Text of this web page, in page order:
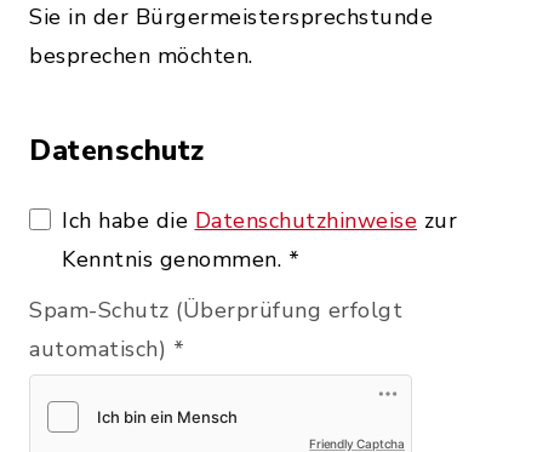
Sie in der Bürgermeistersprechstunde
besprechen möchten.
Datenschutz
Ich habe die Datenschutzhinweise zur
Kenntnis genommen. *
Spam-Schutz (Überprüfung erfolgt
automatisch) *
Friendly Captcha